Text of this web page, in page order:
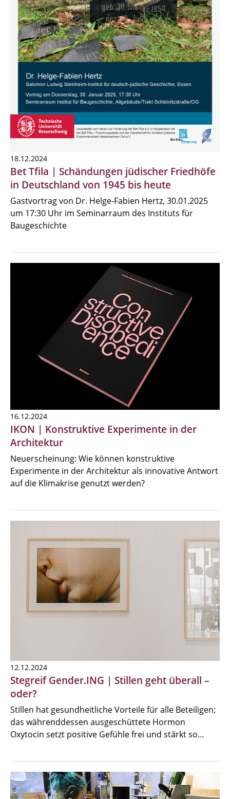
18.12.2024
Bet Tfila | Schändungen jüdischer Friedhöfe
in Deutschland von 1945 bis heute
Gastvortrag von Dr. Helge-Fabien Hertz, 30.01.2025
um 17:30 Uhr im Seminarraum des Instituts für
Baugeschichte
16.12.2024
IKON | Konstruktive Experimente in der
Architektur
Neuerscheinung: Wie können konstruktive
Experimente in der Architektur als innovative Antwort
auf die Klimakrise genutzt werden?
12.12.2024
Stegreif Gender.ING | Stillen geht überall –
oder?
Stillen hat gesundheitliche Vorteile für alle Beteiligen;
das währenddessen ausgeschüttete Hormon
Oxytocin setzt positive Gefühle frei und stärkt so…